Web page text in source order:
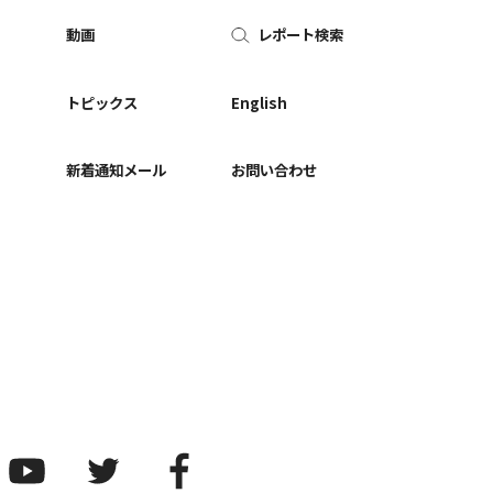
動画
トピックス
新着通知メール
レポート検索
English
お問い合わせ